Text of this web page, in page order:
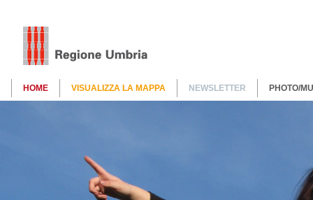
HOME VISUALIZZA LA MAPPA NEWSLETTER PHOTO/